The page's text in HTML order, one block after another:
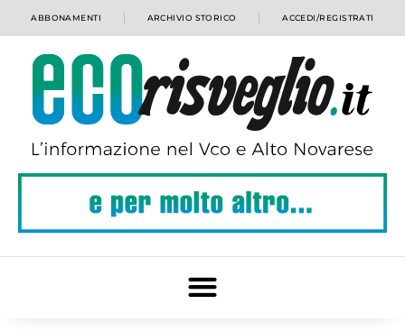
ABBONAMENTI ARCHIVIO STORICO ACCEDI/REGISTRATI